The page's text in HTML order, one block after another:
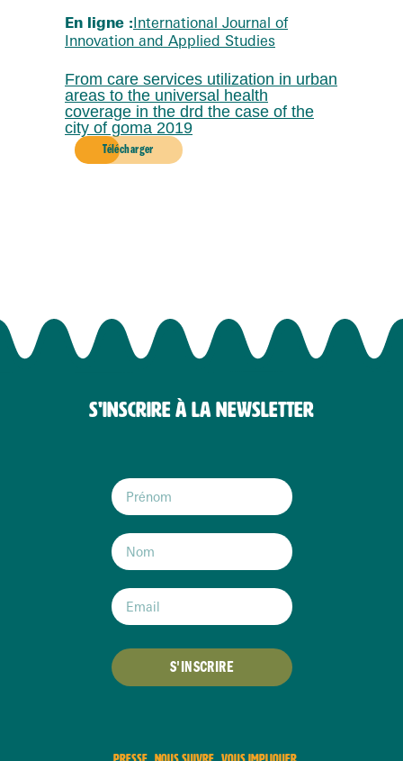
En ligne :International Journal of
Innovation and Applied Studies
From care services utilization in urban
areas to the universal health
coverage in the drd the case of the
city of goma 2019
Télécharger
S'INSCRIRE À LA NEWSLETTER
S'INSCRIRE